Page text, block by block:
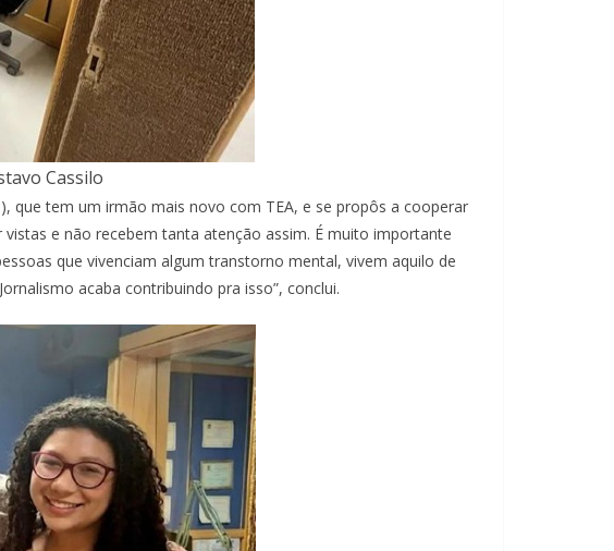
Cassilo
que tem um irmão mais novo com TEA, e se propôs a cooperar
e não recebem tanta atenção assim. É muito importante
que vivenciam algum transtorno mental, vivem aquilo de
acaba contribuindo pra isso”, conclui.